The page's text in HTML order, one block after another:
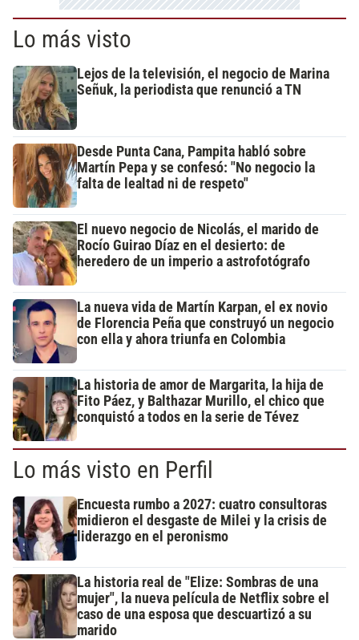
Lo más visto
Lejos de la televisión, el negocio de Marina
Señuk, la periodista que renunció a TN
Desde Punta Cana, Pampita habló sobre
Martín Pepa y se confesó: "No negocio la
falta de lealtad ni de respeto"
El nuevo negocio de Nicolás, el marido de
Rocío Guirao Díaz en el desierto: de
heredero de un imperio a astrofotógrafo
La nueva vida de Martín Karpan, el ex novio
de Florencia Peña que construyó un negocio
con ella y ahora triunfa en Colombia
La historia de amor de Margarita, la hija de
Fito Páez, y Balthazar Murillo, el chico que
conquistó a todos en la serie de Tévez
Lo más visto en Perfil
Encuesta rumbo a 2027: cuatro consultoras
midieron el desgaste de Milei y la crisis de
liderazgo en el peronismo
La historia real de "Elize: Sombras de una
mujer", la nueva película de Netflix sobre el
caso de una esposa que descuartizó a su
marido